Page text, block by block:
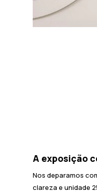
A exposição
Nos deparamos
clareza e unidade